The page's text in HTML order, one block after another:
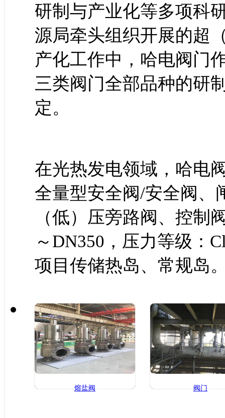
研制与产业化等多项科
源局牵头组织开展的超
产化工作中，哈电阀门
三类阀门全部品种的研
定。
在光热发电领域，哈电
全量型安全阀/安全阀、
（低）压旁路阀、控制
～DN350，压力等级：
项目传储热岛、常规岛
熔盐阀 阀门